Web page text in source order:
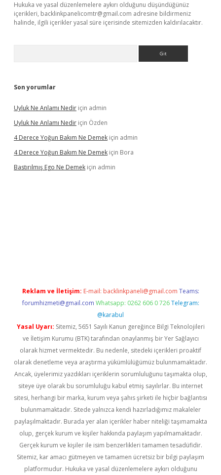
Hukuka ve yasal düzenlemelere aykırı olduğunu düşündüğünüz
içerikleri, backlinkpanelicomtr@gmail.com adresine bildirmeniz
halinde, ilgili içerikler yasal süre içerisinde sitemizden kaldırılacaktır.
Son yorumlar
Uyluk Ne Anlamı Nedir için admin
Uyluk Ne Anlamı Nedir için Özden
4 Derece Yoğun Bakım Ne Demek için admin
4 Derece Yoğun Bakım Ne Demek için Bora
Bastırılmış Ego Ne Demek için admin
Reklam ve İletişim: E-mail: backlinkpaneli@gmail.com Teams:
forumhizmeti@gmail.com Whatsapp: 0262 606 0 726 Telegram:
@karabul
Yasal Uyarı: Sitemiz, 5651 Sayılı Kanun gereğince Bilgi Teknolojileri
ve İletişim Kurumu (BTK) tarafından onaylanmış bir Yer Sağlayıcı
olarak hizmet vermektedir. Bu nedenle, sitedeki içerikleri proaktif
olarak denetleme veya araştırma yükümlülüğümüz bulunmamaktadır.
Ancak, üyelerimiz yazdıkları içeriklerin sorumluluğunu taşımakta olup,
siteye üye olarak bu sorumluluğu kabul etmiş sayılırlar. Bu internet
sitesi, herhangi bir marka, kurum veya şahıs şirketi ile hiçbir bağlantısı
bulunmamaktadır. Sitede yalnızca kendi hazırladığımız makaleler
paylaşılmaktadır. Burada yer alan içerikler haber niteliği taşımamakta
olup, gerçek kurum ve kişiler hakkında paylaşım yapılmamaktadır.
Gerçek kurum ve kişiler ile isim benzerlikleri tamamen tesadüfidir.
Sitemiz, kar amacı gütmeyen ve tamamen ücretsiz bir bilgi paylaşım
platformudur. Hukuka ve yasal düzenlemelere aykırı olduğunu